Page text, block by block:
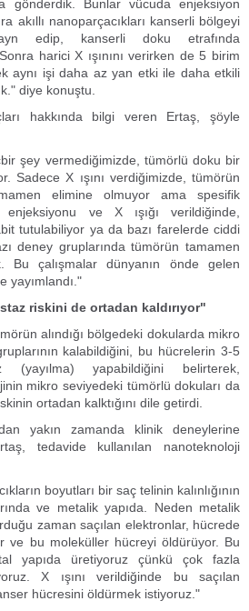
gönderdik. Bunlar vücuda enjeksiyon
akıllı nanoparçacıkları kanserli bölgeyi
edip, kanserli doku etrafında
harici X ışınını verirken de 5 birim
aynı işi daha az yan etki ile daha etkili
diye konuştu.
hakkında bilgi veren Ertaş, şöyle
şey vermediğimizde, tümörlü doku bir
Sadece X ışını verdiğimizde, tümörün
elimine olmuyor ama spesifik
enjeksiyonu ve X ışığı verildiğinde,
tutulabiliyor ya da bazı farelerde ciddi
deney gruplarında tümörün tamamen
Bu çalışmalar dünyanın önde gelen
yayımlandı."
riskini de ortadan kaldırıyor"
alındığı bölgedeki dokularda mikro
kalabildiğini, bu hücrelerin 3-5
yapabildiğini belirterek,
mikro seviyedeki tümörlü dokuları da
ortadan kalktığını dile getirdi.
yakın zamanda klinik deneylerine
tedavide kullanılan nanoteknoloji
boyutları bir saç telinin kalınlığının
ve metalik yapıda. Neden metalik
zaman saçılan elektronlar, hücrede
ve bu moleküller hücreyi öldürüyor. Bu
yapıda üretiyoruz çünkü çok fazla
X ışını verildiğinde bu saçılan
hücresini öldürmek istiyoruz."